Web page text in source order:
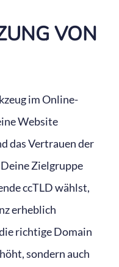
VON
im Online-
Website
das Vertrauen der
Zielgruppe
ccTLD wählst,
erheblich
richtige Domain
sondern auch